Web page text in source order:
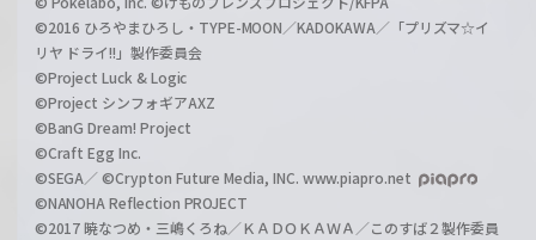
©2016 ひろやまひろし・TYPE-MOON／KADOKAWA／「プリズマ☆イ
リヤ ドライ!!」製作委員会
©Project Luck & Logic
©Project シンフォギアAXZ
©BanG Dream! Project
©Craft Egg Inc.
©SEGA／ ©Crypton Future Media, INC. www.piapro.net
©NANOHA Reflection PROJECT
©2017 暁なつめ・三嶋くろね／ＫＡＤＯＫＡＷＡ／このすば２製作委員